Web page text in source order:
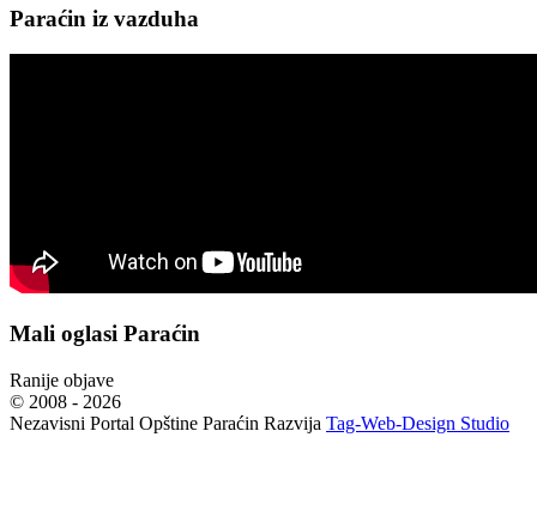
Paraćin iz vazduha
Mali oglasi Paraćin
Ranije objave
© 2008 - 2026
Nezavisni Portal Opštine Paraćin Razvija Tag-Web-Design Studio